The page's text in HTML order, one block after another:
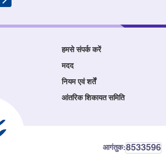
हमसे संपर्क करें
मदद
नियम एवं शर्तें
आंतरिक शिकायत समिति
आगंतुक:8533596